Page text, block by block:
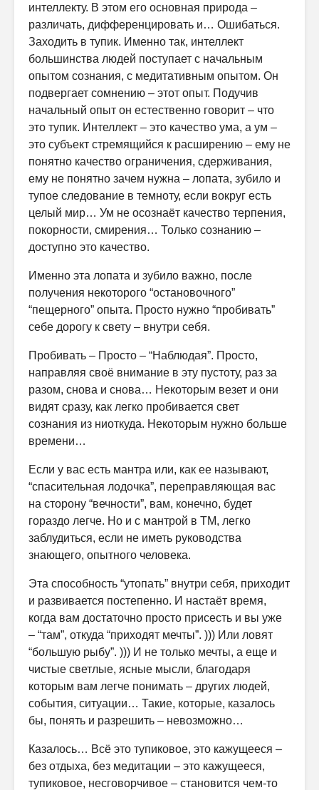
интеллекту. В этом его основная природа –
различать, дифференцировать и… Ошибаться.
Заходить в тупик. Именно так, интеллект
большинства людей поступает с начальным
опытом сознания, с медитативным опытом. Он
подвергает сомнению – этот опыт. Подучив
начальный опыт он естественно говорит – что
это тупик. Интеллект – это качество ума, а ум –
это субъект стремящийся к расширению – ему не
понятно качество ограничения, сдерживания,
ему не понятно зачем нужна – лопата, зубило и
тупое следование в темноту, если вокруг есть
целый мир… Ум не осознаёт качество терпения,
покорности, смирения… Только сознанию –
доступно это качество.
Именно эта лопата и зубило важно, после
получения некоторого “остановочного”
“пещерного” опыта. Просто нужно “пробивать”
себе дорогу к свету – внутри себя.
Пробивать – Просто – “Наблюдая”. Просто,
направляя своё внимание в эту пустоту, раз за
разом, снова и снова… Некоторым везет и они
видят сразу, как легко пробивается свет
сознания из ниоткуда. Некоторым нужно больше
времени…
Если у вас есть мантра или, как ее называют,
“спасительная лодочка”, переправляющая вас
на сторону “вечности”, вам, конечно, будет
гораздо легче. Но и с мантрой в ТМ, легко
заблудиться, если не иметь руководства
знающего, опытного человека.
Эта способность “утопать” внутри себя, приходит
и развивается постепенно. И настаёт время,
когда вам достаточно просто присесть и вы уже
– “там”, откуда “приходят мечты”. ))) Или ловят
“большую рыбу”. ))) И не только мечты, а еще и
чистые светлые, ясные мысли, благодаря
которым вам легче понимать – других людей,
события, ситуации… Такие, которые, казалось
бы, понять и разрешить – невозможно…
Казалось… Всё это тупиковое, это кажущееся –
без отдыха, без медитации – это кажущееся,
тупиковое, несговорчивое – становится чем-то